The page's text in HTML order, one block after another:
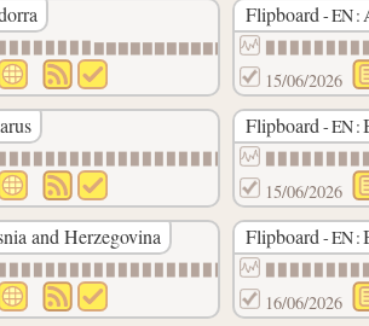
Flipboard - EN :
15/06/2026
Flipboard - EN :
15/06/2026
and Herzegovina Flipboard - EN :
16/06/2026